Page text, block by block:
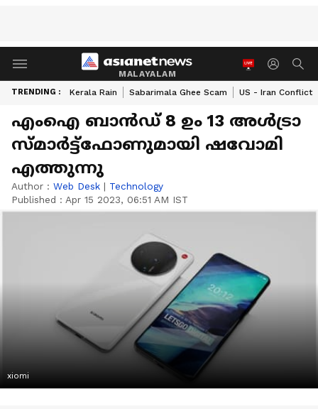
MALAYALAM
TRENDING : Kerala Rain Sabarimala Ghee Scam US - Iran Conflict
എംഐ ബാൻഡ് 8 ഉം 13 അൾട്രാ
സ്മാർട്ട്ഫോണുമായി ഷവോമി
എത്തുന്നു
Author : Web Desk | Technology
Published : Apr 15 2023, 06:51 AM IST
xiomi